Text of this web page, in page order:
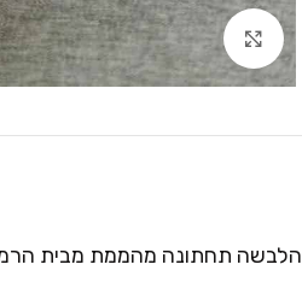
Click to enlarge
הלבשה תחתונה מהממת מבית